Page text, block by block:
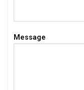
Message